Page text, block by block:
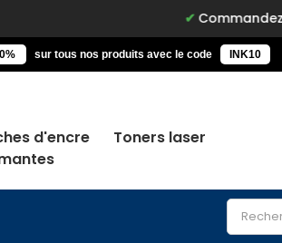
Commandez avant 15h,
sur tous nos produits avec le code INK10
d'encre
Toners laser